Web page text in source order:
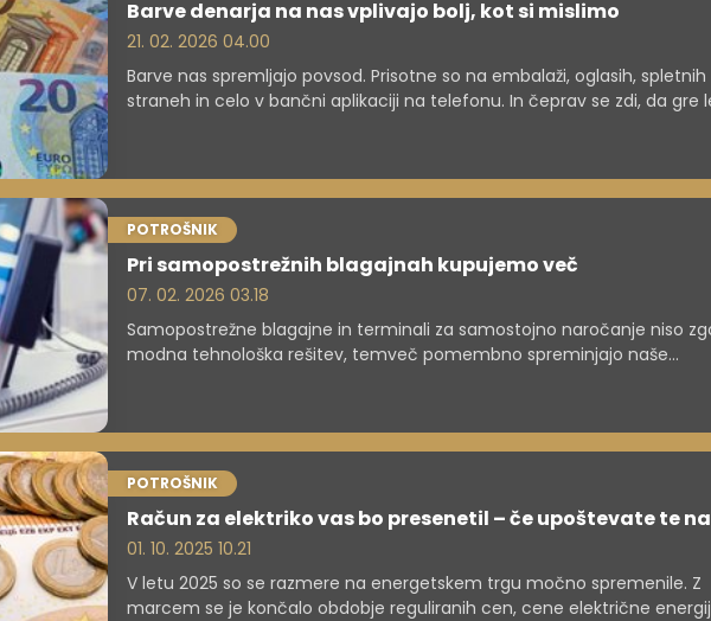
Barve denarja na nas vplivajo bolj, kot si mislimo
21. 02. 2026 04.00
Barve nas spremljajo povsod. Prisotne so na embalaži, oglasih, spletnih
straneh in celo v bančni aplikaciji na telefonu. In čeprav se zdi, da gre
POTROŠNIK
Pri samopostrežnih blagajnah kupujemo več
07. 02. 2026 03.18
Samopostrežne blagajne in terminali za samostojno naročanje niso
modna tehnološka rešitev, temveč pomembno spreminjajo naše
pri stroških dela, temveč pogosto tudi višjo porabo pri posameznem
POTROŠNIK
Račun za elektriko vas bo presenetil – če upoštevate te
01. 10. 2025 10.21
V letu 2025 so se razmere na energetskem trgu močno spremenile. Z
marcem se je končalo obdobje reguliranih cen, cene električne